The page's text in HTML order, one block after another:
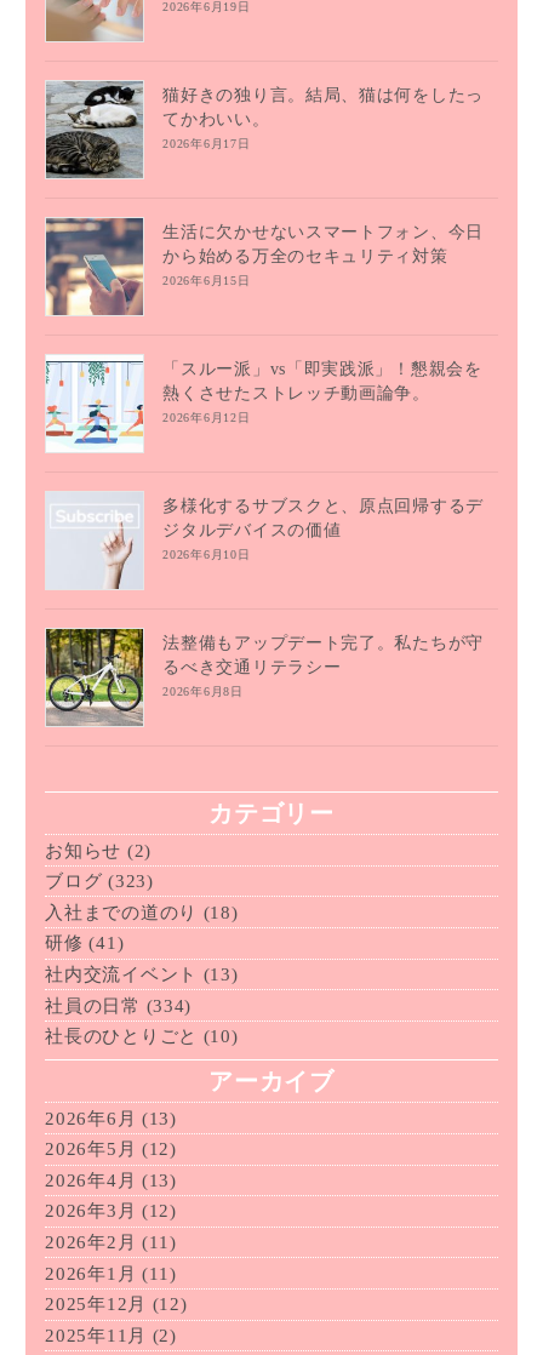
2026年6月19日
猫好きの独り言。結局、猫は何をしたっ
てかわいい。
2026年6月17日
生活に欠かせないスマートフォン、今日
から始める万全のセキュリティ対策
2026年6月15日
「スルー派」vs「即実践派」！懇親会を
熱くさせたストレッチ動画論争。
2026年6月12日
多様化するサブスクと、原点回帰するデ
ジタルデバイスの価値
2026年6月10日
法整備もアップデート完了。私たちが守
るべき交通リテラシー
2026年6月8日
カテゴリー
お知らせ (2)
ブログ (323)
入社までの道のり (18)
研修 (41)
社内交流イベント (13)
社員の日常 (334)
社長のひとりごと (10)
アーカイブ
2026年6月 (13)
2026年5月 (12)
2026年4月 (13)
2026年3月 (12)
2026年2月 (11)
2026年1月 (11)
2025年12月
(12)
2025年11月
(2)